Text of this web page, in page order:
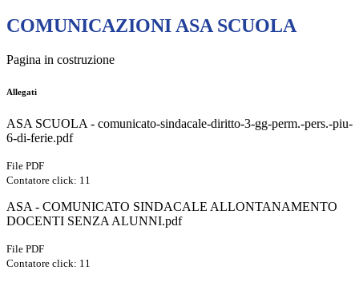
COMUNICAZIONI ASA SCUOLA
Pagina in costruzione
Allegati
ASA SCUOLA - comunicato-sindacale-diritto-3-gg-perm.-pers.-piu-
6-di-ferie.pdf
File PDF
Contatore click: 11
ASA - COMUNICATO SINDACALE ALLONTANAMENTO
DOCENTI SENZA ALUNNI.pdf
File PDF
Contatore click: 11